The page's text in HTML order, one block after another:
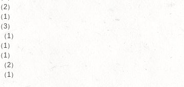
（2）
（1）
（3）
3件の記事
（1）
（1）
1件の記事
（1）
1件の記事
（2）
2件の記事
（1）